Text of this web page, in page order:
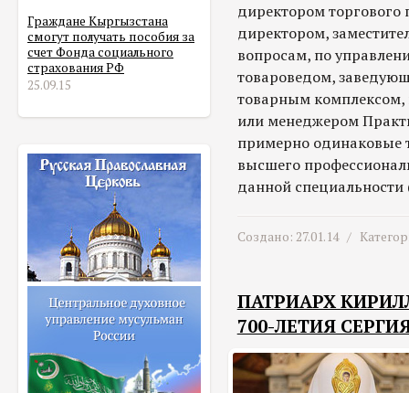
Граждане Кыргызстана
смогут получать пособия за
счет Фонда социального
страхования РФ
25.09.15
директором
директором,
вопросам, по
товароведом,
товарным комплексом,
или менеджером
примерно одинаковые
высшего
данной специальности
Создано: 27.01.14 /
ПАТРИАРХ
700-ЛЕТИЯ